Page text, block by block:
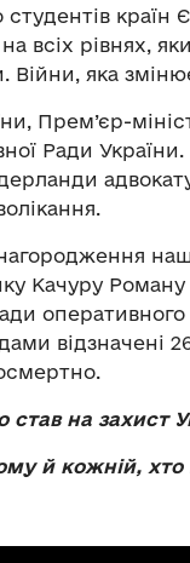
студентів
на всіх рівнях,
Війни, яка
Прем’єр-
Ради
Качуру
відзначені
став на захист
й кожній, хто